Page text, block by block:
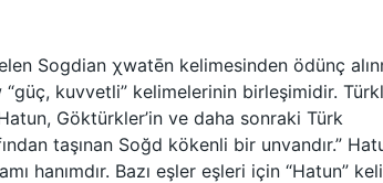
Sogdian χwatēn kelimesinden ödünç
kuvvetli” kelimelerinin birleşimidir.
Göktürkler’in ve daha sonraki Türk
taşınan Soğd kökenli bir unvandır.”
hanımdır. Bazı eşler eşleri için “Hatun”